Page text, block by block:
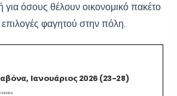
για όσους θέλουν οικονομικό πακέτο
επιλογές φαγητού στην πόλη.